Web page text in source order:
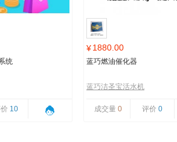
统
10
¥1880.00
蓝巧燃油催化器
蓝巧洁圣宝活水机
成交量 0 评价 0